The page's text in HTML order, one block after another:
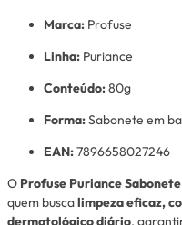
Marca: Profuse
Linha: Puriance
Conteúdo:80g
Forma:Sabonete em
EAN:7896658027246
O Profuse Puriance
quem buscalimpeza eficaz,
dermatológico diário,